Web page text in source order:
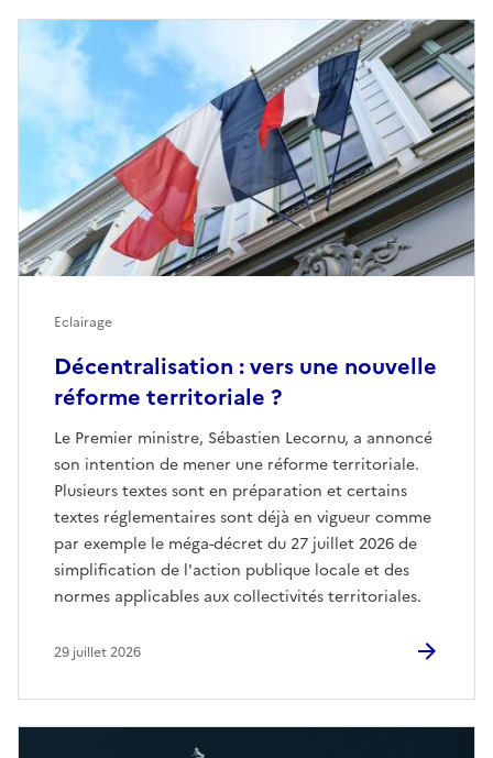
Décentralisation : vers une nouvelle
réforme territoriale ?
Le Premier ministre, Sébastien Lecornu, a annoncé
son intention de mener une réforme territoriale.
Plusieurs textes sont en préparation et certains
textes réglementaires sont déjà en vigueur comme
par exemple le méga-décret du 27 juillet 2026 de
simplification de l'action publique locale et des
normes applicables aux collectivités territoriales.
Eclairage
29 juillet 2026